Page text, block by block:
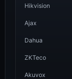
Hikvision
Ajax
Dahua
ZKTeco
Akuvox